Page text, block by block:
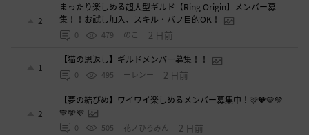
2
まったり楽しめる超大型ギルド【Ring Origin】メンバー募
集！！お試し加入、スキル・バフ目的OK！
0 479 のこ 2 日前
1
【猫の恩返し】ギルドメンバー募集！！
0 495 ーレンー 2 日前
2
【夢の結びめ】ワイワイ楽しめるメンバー募集中！🩷🧡💛💚
💙🩵💜
0 505 花ノひろみん 2 日前